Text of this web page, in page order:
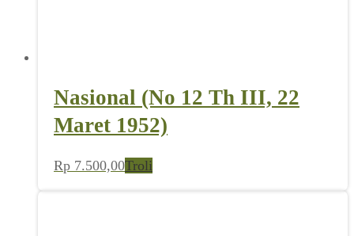
Nasional (No 12 Th III, 22
Maret 1952)
Rp 7.500,00Troli